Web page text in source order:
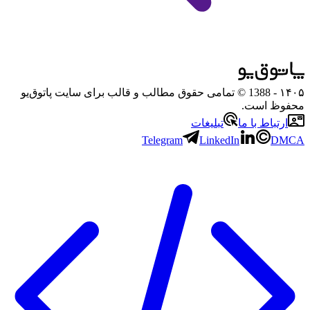
۱۴۰۵
- 1388 © تمامی حقوق مطالب و قالب برای سایت پاتوق‌یو
محفوظ است.
ارتباط با ما
تبلیغات
Telegram
LinkedIn DMCA